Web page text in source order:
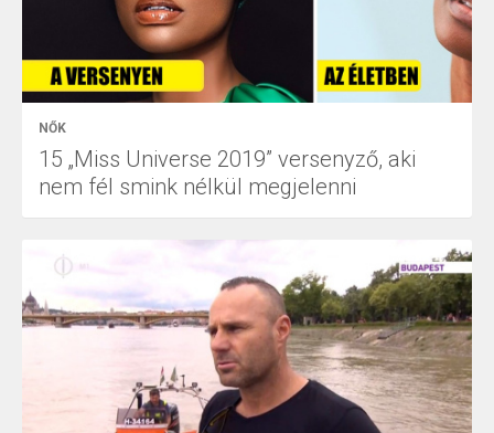
NŐK
15 „Miss Universe 2019” versenyző, aki
nem fél smink nélkül megjelenni